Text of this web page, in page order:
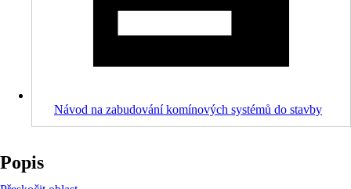
Návod na zabudování komínových systémů do stavby
Popis